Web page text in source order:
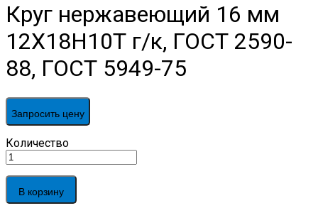
Круг нержавеющий 16 мм
12Х18Н10Т г/к, ГОСТ 2590-
88, ГОСТ 5949-75
Запросить цену
Круг
нержавеющий
16
мм
12Х18Н10Т
Количество
В корзину